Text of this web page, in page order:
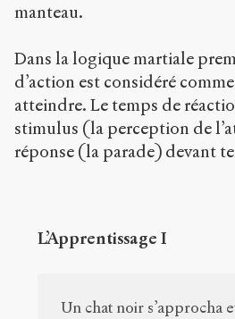
manteau.
Dans la logique martiale
d’action est considéré
atteindre. Le temps de
stimulus (la perception de
réponse (la parade) devant
L’Apprentissage I
Un chat noir s’approcha